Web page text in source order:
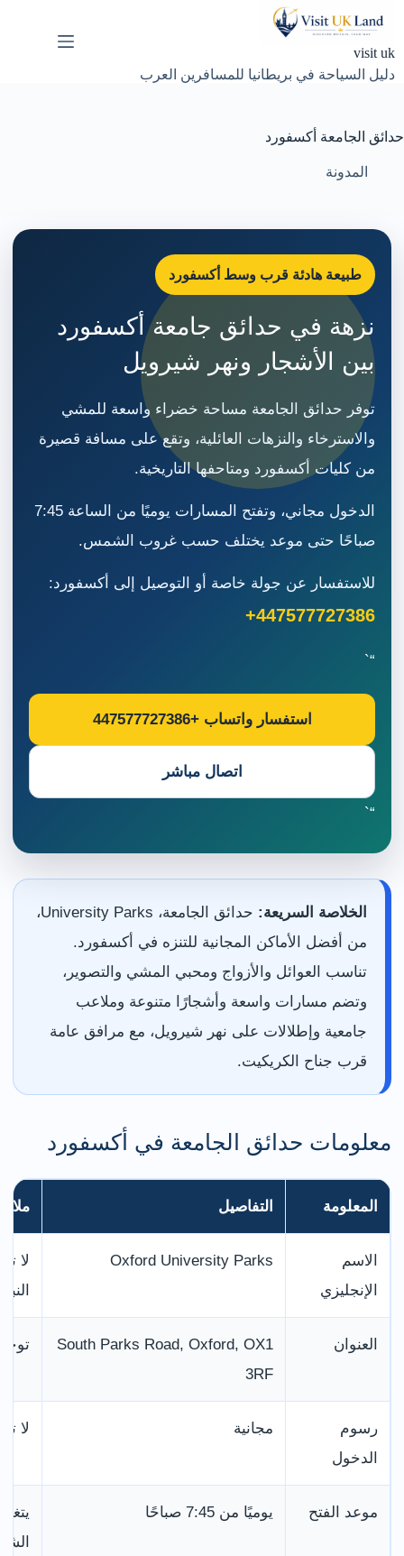
visit uk
دليل السياحة في بريطانيا للمسافرين العرب
حدائق الجامعة أكسفورد
المدونة
طبيعة هادئة قرب وسط أكسفورد
نزهة في حدائق جامعة أكسفورد
بين الأشجار ونهر شيرويل
توفر حدائق الجامعة مساحة خضراء واسعة للمشي
والاسترخاء والنزهات العائلية، وتقع على مسافة قصيرة
من كليات أكسفورد ومتاحفها التاريخية.
الدخول مجاني، وتفتح المسارات يوميًا من الساعة 7:45
صباحًا حتى موعد يختلف حسب غروب الشمس.
للاستفسار عن جولة خاصة أو التوصيل إلى أكسفورد:
+447577727386
“`
استفسار واتساب +447577727386
اتصال مباشر
“`
الخلاصة السريعة:
حدائق الجامعة، University Parks،
من أفضل الأماكن المجانية للتنزه في أكسفورد.
تناسب العوائل والأزواج ومحبي المشي والتصوير،
وتضم مسارات واسعة وأشجارًا متنوعة وملاعب
جامعية وإطلالات على نهر شيرويل، مع مرافق عامة
قرب جناح الكريكيت.
معلومات حدائق الجامعة في أكسفورد
المعلومة التفاصيل
الاسم
الإنجليزي
Oxford University Parks
لا
العنوان
South Parks Road, Oxford, OX1
3RF
رسوم
الدخول
مجانية لا
موعد الفتح يوميًا من 7:45 صباحًا